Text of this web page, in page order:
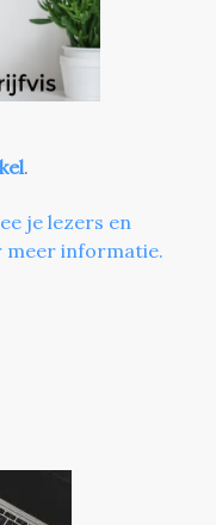
.
je lezers en
meer informatie.